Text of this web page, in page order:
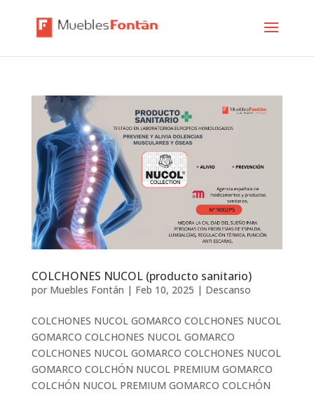
COLCHONES NUCOL (producto sanitario)
por Muebles Fontán | Feb 10, 2025 | Descanso
COLCHONES NUCOL GOMARCO COLCHONES NUCOL
GOMARCO COLCHONES NUCOL GOMARCO
COLCHONES NUCOL GOMARCO COLCHONES NUCOL
GOMARCO COLCHÓN NUCOL PREMIUM GOMARCO
COLCHÓN NUCOL PREMIUM GOMARCO COLCHÓN